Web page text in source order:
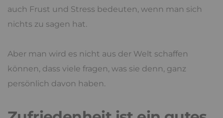
auch Frust und Stress bedeuten, wenn man sich
nichts zu sagen hat.
Aber man wird es nicht aus der Welt schaffen
können, dass viele fragen, was sie denn, ganz
persönlich davon haben.